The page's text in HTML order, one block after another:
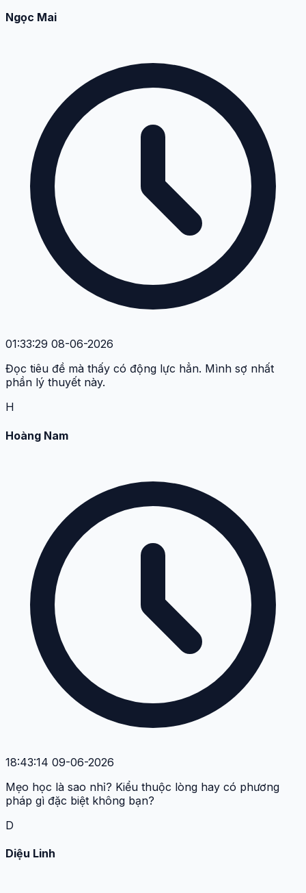
Ngọc Mai
01:33:29 08-06-2026
Đọc tiêu đề mà thấy có động lực hẳn. Mình sợ nhất
phần lý thuyết này.
H
Hoàng Nam
18:43:14 09-06-2026
Mẹo học là sao nhỉ? Kiểu thuộc lòng hay có phương
pháp gì đặc biệt không bạn?
D
Diệu Linh